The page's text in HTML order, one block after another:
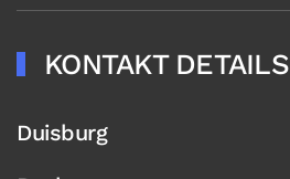
KONTAKT DETAILS
Duisburg